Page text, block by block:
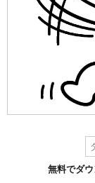
無料でダウ